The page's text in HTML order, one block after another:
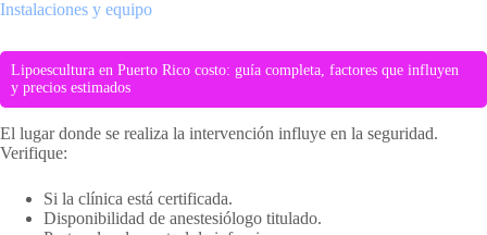
Instalaciones y equipo
Lipoescultura en Puerto Rico costo: guía completa, factores que influyen
y precios estimados
El lugar donde se realiza la intervención influye en la seguridad.
Verifique:
Si la clínica está certificada.
Disponibilidad de anestesiólogo titulado.